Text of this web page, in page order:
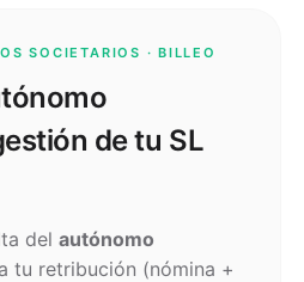
SOCIETARIOS · BILLEO
de tu SL
del autónomo
tu retribución (nómina +